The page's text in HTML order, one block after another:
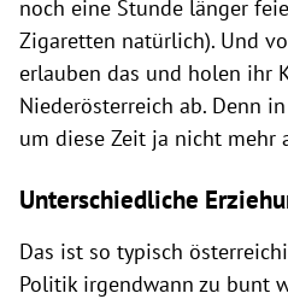
noch eine Stunde länger
Zigaretten natürlich). Und
erlauben das und holen ihr
Niederösterreich ab. Denn
um diese Zeit ja nicht mehr
Unterschiedliche
Das ist so typisch
Politik irgendwann zu bunt